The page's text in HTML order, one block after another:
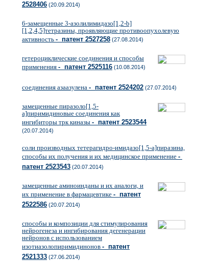
2528406 (20.09.2014)
6-замещенные 3-азолилимидазо[1,2-b]
[1,2,4,5]тетразины, проявляющие противоопухолевую
активность - патент 2527258 (27.08.2014)
гетероциклические соединения и способы
применения - патент 2525116 (10.08.2014)
соединения азаазулена - патент 2524202 (27.07.2014)
замещенные пиразоло[1,5-
a]пиримидиновые соединения как
ингибиторы трк киназы - патент 2523544
(20.07.2014)
соли производных тетерагидро-имидазо[1,5-a]пиразина,
способы их получения и их медицинское применение -
патент 2523543 (20.07.2014)
замещенные аминоинданы и их аналоги, и
их применение в фармацевтике - патент
2522586 (20.07.2014)
способы и композиции для стимулирования
нейрогенеза и ингибирования дегенерации
нейронов с использованием
изотиазолопиримидинонов - патент
2521333 (27.06.2014)